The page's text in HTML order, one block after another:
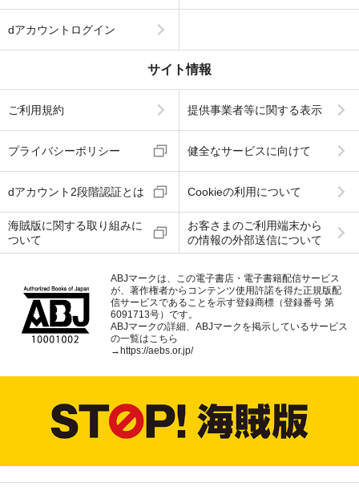
dアカウントログイン
サイト情報
ご利用規約 提供事業者等に関する表示
プライバシーポリシー 健全なサービスに向けて
dアカウント2段階認証とは Cookieの利用について
海賊版に関する取り組みに
ついて
お客さまのご利用端末から
の情報の外部送信について
ABJマークは、この電子書店・電子書籍配信サービス
が、著作権者からコンテンツ使用許諾を得た正規版配
信サービスであることを示す登録商標（登録番号 第
6091713号）です。
ABJマークの詳細、ABJマークを掲示しているサービス
の一覧はこちら
→https://aebs.or.jp/